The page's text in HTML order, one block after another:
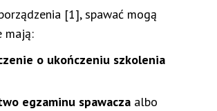
[1], spawać mogą
mają:
o ukończeniu szkolenia
egzaminu spawacza albo